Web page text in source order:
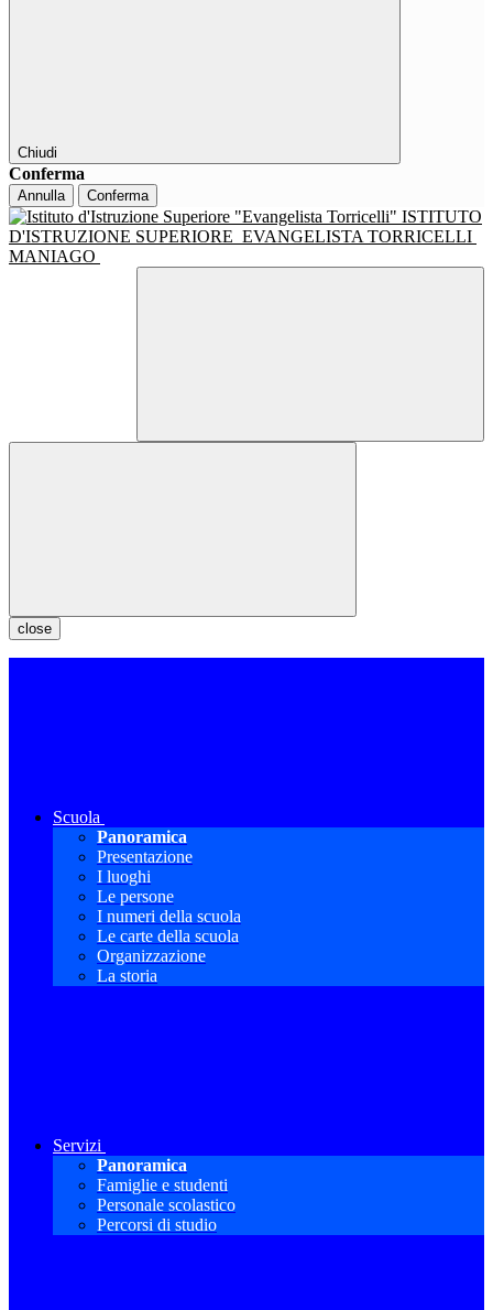
Chiudi
Conferma
Annulla Conferma
ISTITUTO
D'ISTRUZIONE SUPERIORE EVANGELISTA TORRICELLI
MANIAGO
close
Scuola
Panoramica
Presentazione
I luoghi
Le persone
I numeri della scuola
Le carte della scuola
Organizzazione
La storia
Servizi
Panoramica
Famiglie e studenti
Personale scolastico
Percorsi di studio